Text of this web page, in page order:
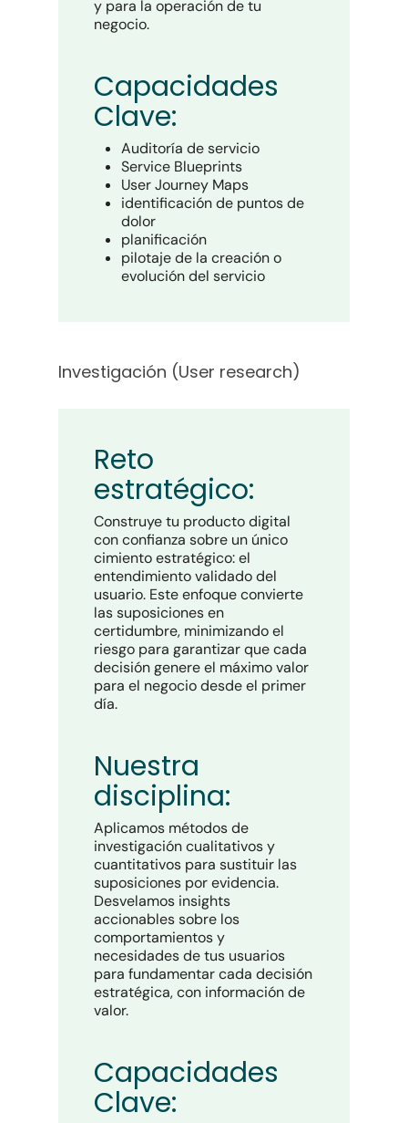
y para la operación de tu
negocio.
Capacidades
Clave:
Auditoría de servicio
Service Blueprints
User Journey Maps
identificación de puntos de
dolor
planificación
pilotaje de la creación o
evolución del servicio
Investigación (User research)
Reto
estratégico:
Construye tu producto digital
con confianza sobre un único
cimiento estratégico: el
entendimiento validado del
usuario. Este enfoque convierte
las suposiciones en
certidumbre, minimizando el
riesgo para garantizar que cada
decisión genere el máximo valor
para el negocio desde el primer
día.
Nuestra
disciplina:
Aplicamos métodos de
investigación cualitativos y
cuantitativos para sustituir las
suposiciones por evidencia.
Desvelamos insights
accionables sobre los
comportamientos y
necesidades de tus usuarios
para fundamentar cada decisión
estratégica, con información de
valor.
Capacidades
Clave: